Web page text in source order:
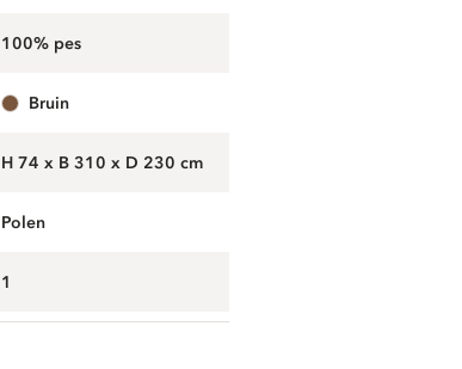
100% pes
bruin
H 74 x B 310 x D 230 cm
Polen
1